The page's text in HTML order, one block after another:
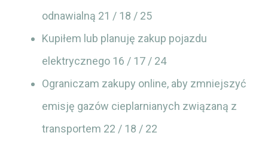
odnawialną 21 / 18 / 25
Kupiłem lub planuję zakup pojazdu
elektrycznego 16 / 17 / 24
Ograniczam zakupy online, aby zmniejszyć
emisję gazów cieplarnianych związaną z
transportem 22 / 18 / 22